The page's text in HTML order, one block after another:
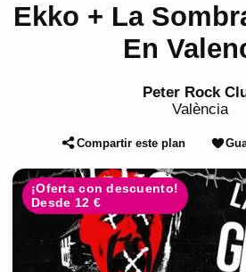
Ekko + La
En
Peter Rock
València
Compartir este plan
¡Oferta con descuento!
Desde 12 €